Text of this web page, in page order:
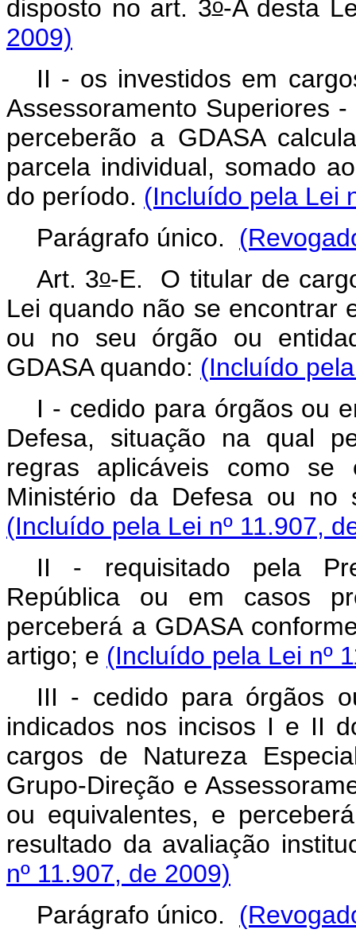
disposto no art. 3o-A desta
2009)
II - os investidos em
Assessoramento Superiores
perceberão a GDASA
parcela individual, somado
do período. (Incluído pela Lei
Parágrafo único.
Art. 3o-E. O titular de
Lei quando não se encontrar
ou no seu órgão ou
GDASA quando: (Incluído
I - cedido para órgãos ou
Defesa, situação na qual
regras aplicáveis como se
Ministério da Defesa ou no
(Incluído pela Lei nº 11.907,
II - requisitado pela
República ou em casos
perceberá a GDASA
artigo; e (Incluído pela Lei nº
III - cedido para órgãos
indicados nos incisos I e II
cargos de Natureza
Grupo-Direção e
ou equivalentes, e
resultado da avaliação
nº 11.907, de 2009)
Parágrafo único.